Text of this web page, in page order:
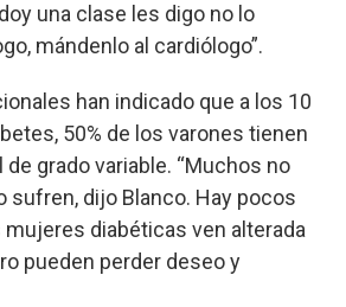
una clase les digo no lo
mándenlo al cardiólogo”.
han indicado que a los 10
50% de los varones tienen
grado variable. “Muchos no
sufren, dijo Blanco. Hay pocos
diabéticas ven alterada
pueden perder deseo y